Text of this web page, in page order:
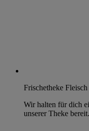
Frischetheke Fleisch
Wir halten für dich
unserer Theke bereit.